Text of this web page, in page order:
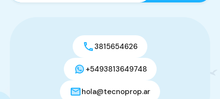
3815654626
+5493813649748
hola@tecnoprop.ar